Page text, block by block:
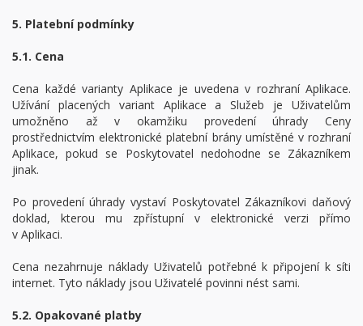
5. Platební podmínky
5.1. Cena
Cena každé varianty Aplikace je uvedena v rozhraní Aplikace.
Užívání placených variant Aplikace a Služeb je Uživatelům
umožněno až v okamžiku provedení úhrady Ceny
prostřednictvím elektronické platební brány umístěné v rozhraní
Aplikace, pokud se Poskytovatel nedohodne se Zákazníkem
jinak.
Po provedení úhrady vystaví Poskytovatel Zákazníkovi daňový
doklad, kterou mu zpřístupní v elektronické verzi přímo
v Aplikaci.
Cena nezahrnuje náklady Uživatelů potřebné k připojení k síti
internet. Tyto náklady jsou Uživatelé povinni nést sami.
5.2. Opakované platby